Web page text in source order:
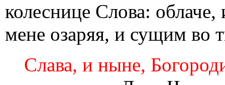
колеснице Слова:
мене озаряя, и сущим во
Слава, и ныне,